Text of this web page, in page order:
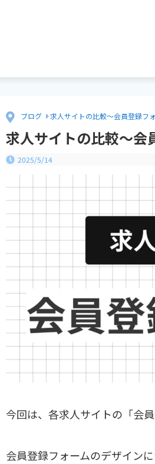
ブログ 求人サイトの比較〜会員登録フ
求人サイトの比較〜会
2025/5/14
今回は、各求人サイトの「会
会員登録フォームのデザイン